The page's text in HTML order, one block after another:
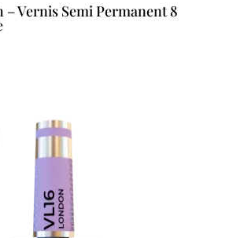
– Vernis Semi Permanent 8